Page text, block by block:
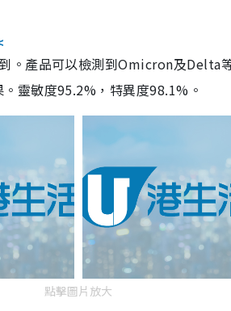
。產品可以檢測到Omicron及Delta
靈敏度95.2%，特異度98.1%。
點擊圖片放大